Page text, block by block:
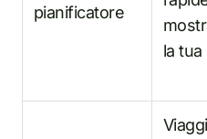
pianificatore
la tua